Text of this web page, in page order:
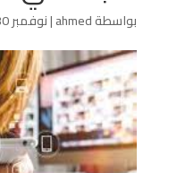
بواسطةahmed
|نوفمبر 30, 2023